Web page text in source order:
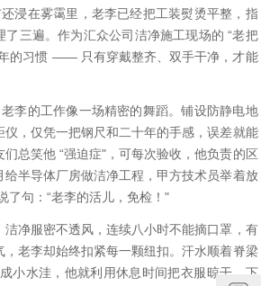
浸在雾霭里，老李已经把工装熨烫平整，指
了三遍。作为汇众公司洁净施工现场的 “老把
的习惯 —— 只有穿戴整齐、双手干净，才能
李的工作像一场精密的舞蹈。铺设防静电地
仪，仅凭一把钢尺和二十年的手感，误差就能
们总笑他“强迫症"，可每次验收，他负责的区
给半导体厂房做洁净工程，甲方技术员举着放
了句：“老李的活儿，免检！"
洁净服密不透风，连续八小时不能摘口罩，有
，老李却始终扣紧每一颗纽扣。汗水顺着脊梁
小水洼，他就利用休息时间把衣服晾干，下